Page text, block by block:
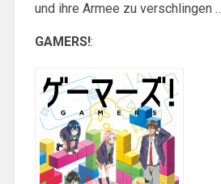
und ihre Armee zu verschlingen
GAMERS!: